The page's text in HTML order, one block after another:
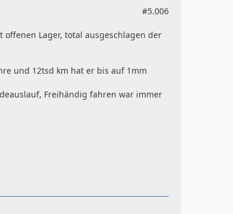
#5.006
Lager, total ausgeschlagen der
und 12tsd km hat er bis auf 1mm
Freihändig fahren war immer